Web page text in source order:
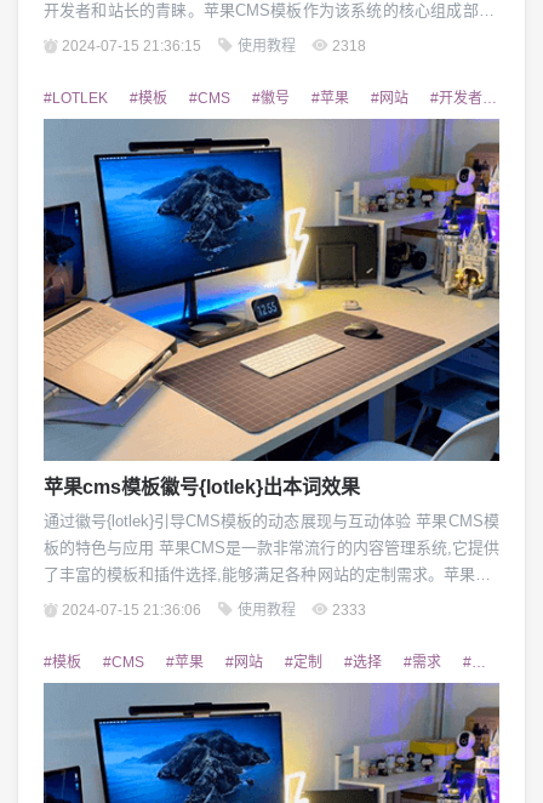
开发者和站长的青睐。苹果CMS模板作为该系统的核心组成部分,
不仅能够帮助网站快速搭建,还能为站点带来独特的视觉风格和优
常见的应用场景。 苹果CMS模板的特点 苹果CMS模板具有以下
几大特点:1)丰富的模板...
2024-07-15 21:36:15 使用教程 2318
#LOTLEK #模板 #CMS #徽号 #苹果 #网站 #开发者
苹果cms模板徽号{lotlek}出本词效果
通过徽号{lotlek}引导CMS模板的动态展现与互动体验 苹果CMS模
板的特色与应用 苹果CMS是一款非常流行的内容管理系统,它提供
了丰富的模板和插件选择,能够满足各种网站的定制需求。苹果CM
S模板不仅外观美观大方,而且具有良好的用户体验和互动性。通
验。 徽号{lotlek}在CMS模板中的作用 徽号{lotlek}是一种...
2024-07-15 21:36:06 使用教程 2333
#模板 #CMS #苹果 #网站 #定制 #选择 #需求 #电子商城